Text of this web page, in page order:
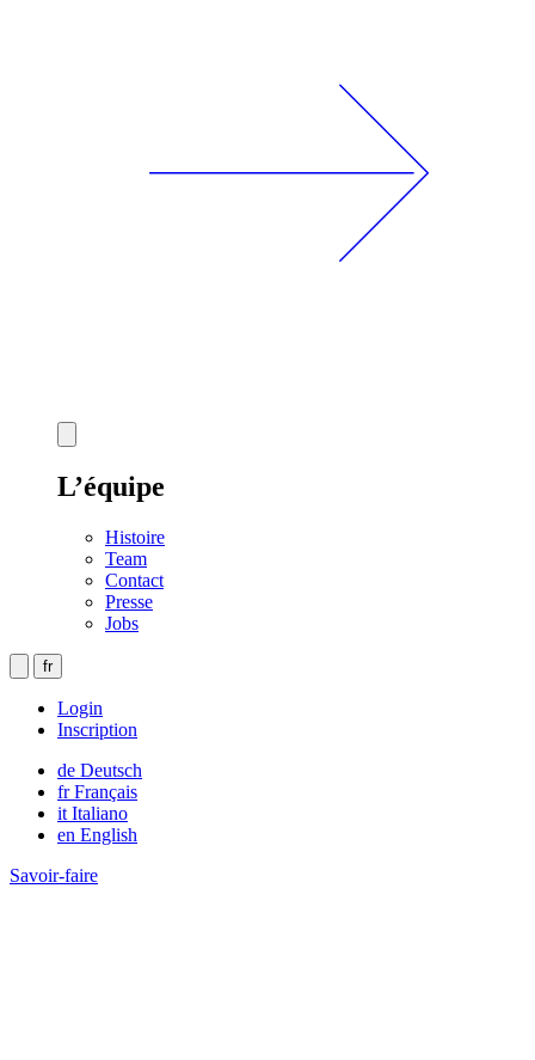
L’équipe
Histoire
Team
Contact
Presse
Jobs
fr
Login
Inscription
de Deutsch
fr Français
it Italiano
en English
Savoir-faire